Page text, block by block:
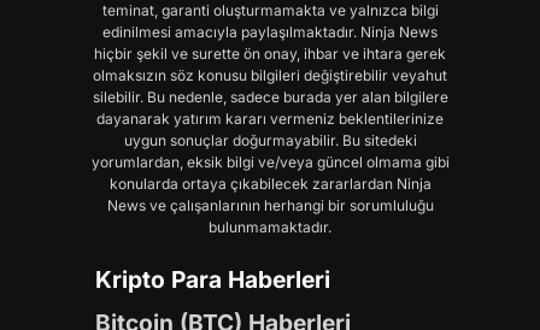
teminat, garanti oluşturmamakta ve yalnızca bilgi
edinilmesi amacıyla paylaşılmaktadır. Ninja News
hiçbir şekil ve surette ön onay, ihbar ve ihtara gerek
olmaksızın söz konusu bilgileri değiştirebilir veyahut
silebilir. Bu nedenle, sadece burada yer alan bilgilere
dayanarak yatırım kararı vermeniz beklentilerinize
uygun sonuçlar doğurmayabilir. Bu sitedeki
yorumlardan, eksik bilgi ve/veya güncel olmama gibi
konularda ortaya çıkabilecek zararlardan Ninja
News ve çalışanlarının herhangi bir sorumluluğu
bulunmamaktadır.
Kripto Para Haberleri
Bitcoin (BTC) Haberleri